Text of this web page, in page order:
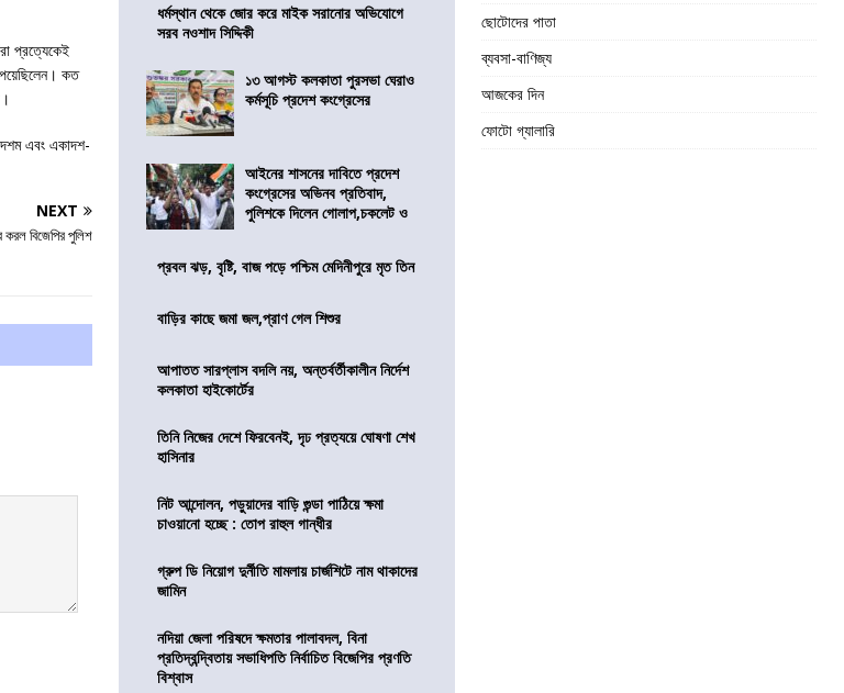
প্রত্যেকেই
কত
এবং একাদশ-
NEXT
বিজেপির পুলিশ
ধর্মস্থান থেকে জোর করে মাইক সরানোর অভিযোগে
সরব নওশাদ সিদ্দিকী
১৩ আগস্ট কলকাতা পুরসভা ঘেরাও
কর্মসূচি প্রদেশ কংগ্রেসের
আইনের শাসনের দাবিতে প্রদেশ
কংগ্রেসের অভিনব প্রতিবাদ,
পুলিশকে দিলেন গোলাপ,চকলেট ও
প্রবল ঝড়, বৃষ্টি, বাজ পড়ে পশ্চিম মেদিনীপুরে মৃত তিন
বাড়ির কাছে জমা জল,প্রাণ গেল শিশুর
আপাতত সারপ্লাস বদলি নয়, অন্তর্বর্তীকালীন নির্দেশ
কলকাতা হাইকোর্টের
তিনি নিজের দেশে ফিরবেনই, দৃঢ প্রত্যয়ে ঘোষণা শেখ
হাসিনার
নিট আন্দোলন, পড়ুয়াদের বাড়ি গুন্ডা পাঠিয়ে ক্ষমা
চাওয়ানো হচ্ছে : তোপ রাহুল গান্ধীর
গ্রুপ ডি নিয়োগ দুর্নীতি মামলায় চার্জশিটে নাম থাকাদের
জামিন
নদিয়া জেলা পরিষদে ক্ষমতার পালাবদল, বিনা
প্রতিদ্বন্দ্বিতায় সভাধিপতি নির্বাচিত বিজেপির প্রণতি
বিশ্বাস
ছোটোদের পাতা
ব্যবসা-বাণিজ্য
আজকের দিন
ফোটো গ্যালারি